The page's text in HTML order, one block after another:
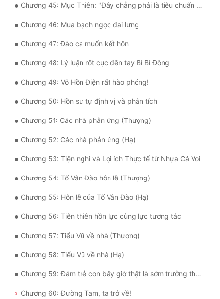
Chương 45: Mục Thiên: "Đây chẳng phải là tiêu chuẩn kép?"
Chương 46: Mua bạch ngọc đai lưng
Chương 47: Đào ca muốn kết hôn
Chương 48: Lý luận rốt cục đến tay Bỉ Bỉ Đông
Chương 49: Võ Hồn Điện rất hào phóng!
Chương 50: Hồn sư tự định vị và phân tích
Chương 51: Các nhà phản ứng (Thượng)
Chương 52: Các nhà phản ứng (Hạ)
Chương 53: Tiện nghi và Lợi ích Thực tế từ Nhựa Cá Voi
Chương 54: Tố Vân Đào hôn lễ (Thượng)
Chương 55: Hôn lễ của Tố Vân Đào (Hạ)
Chương 56: Tiên thiên hồn lực cùng lực tương tác
Chương 57: Tiểu Vũ về nhà (Thượng)
Chương 58: Tiểu Vũ về nhà (Hạ)
Chương 59: Đám trẻ con bây giờ thật là sớm trưởng thành
Chương 60: Đường Tam, ta trở về!